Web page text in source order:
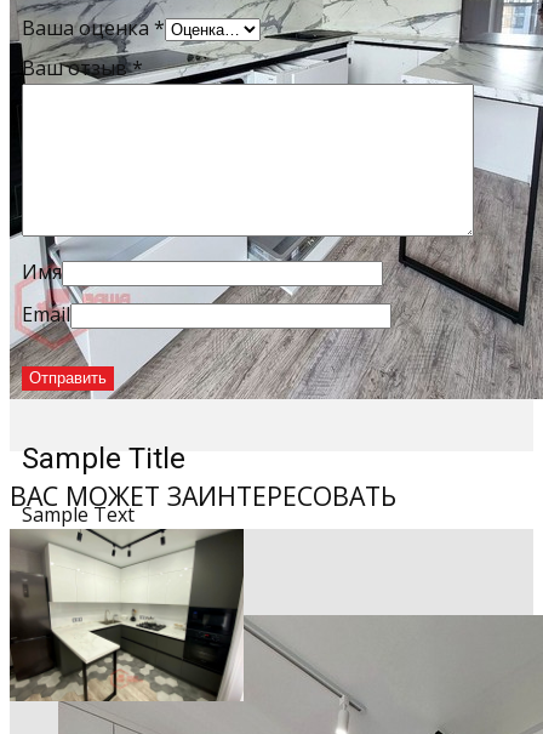
Sample Title
Sample Text
Ваша оценка *
Ваш отзыв*
Имя
Email
ВАС МОЖЕТ ЗАИНТЕРЕСОВАТЬ